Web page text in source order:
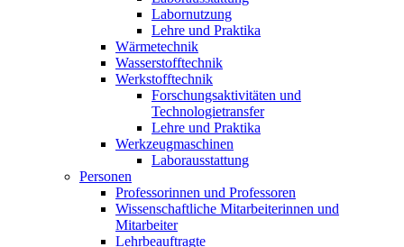
Labornutzung
Lehre und Praktika
Wärmetechnik
Wasserstofftechnik
Werkstofftechnik
Forschungsaktivitäten und
Technologietransfer
Lehre und Praktika
Werkzeugmaschinen
Laborausstattung
Personen
Professorinnen und Professoren
Wissenschaftliche Mitarbeiterinnen und
Mitarbeiter
Lehrbeauftragte